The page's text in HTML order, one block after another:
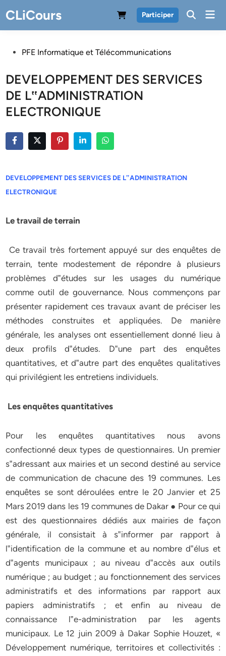
to
content
CLiCours Participer
PostedPFE Informatique et Télécommunications
DEVELOPPEMENT DES SERVICES
DE L‟ADMINISTRATION
ELECTRONIQUE
DEVELOPPEMENT DES SERVICES DE L‟ADMINISTRATION
ELECTRONIQUE
Le travail de terrain
Ce travail très fortement appuyé sur des enquêtes de
terrain, tente modestement de répondre à plusieurs
problèmes d‟études sur les usages du numérique
comme outil de gouvernance. Nous commençons par
présenter rapidement ces travaux avant de préciser les
méthodes construites et appliquées. De manière
générale, les analyses ont essentiellement donné lieu à
deux profils d‟études. D‟une part des enquêtes
quantitatives, et d‟autre part des enquêtes qualitatives
qui privilégient les entretiens individuels.
Les enquêtes quantitatives
Pour les enquêtes quantitatives nous avons
confectionné deux types de questionnaires. Un premier
s‟adressant aux mairies et un second destiné au service
de communication de chacune des 19 communes. Les
enquêtes se sont déroulées entre le 20 Janvier et 25
Mars 2019 dans les 19 communes de Dakar ● Pour ce qui
est des questionnaires dédiés aux mairies de façon
générale, il consistait à s‟informer par rapport à
l‟identification de la commune et au nombre d‟élus et
d‟agents municipaux ; au niveau d‟accès aux outils
numérique ; au budget ; au fonctionnement des services
administratifs et des informations par rapport aux
papiers administratifs ; et enfin au niveau de
connaissance l‟e-administration par les agents
municipaux. Le 12 juin 2009 à Dakar Sophie Houzet, «
Développement numérique, territoires et collectivités :